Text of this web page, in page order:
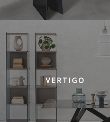
VERTIGO